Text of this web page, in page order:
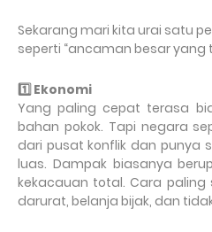
Sekarang mari kita urai satu
seperti “ancaman besar yang
1️ Ekonomi
Yang paling cepat terasa
bahan pokok. Tapi negara
dari pusat konflik dan punya
luas. Dampak biasanya
kekacauan total. Cara
darurat, belanja bijak, dan